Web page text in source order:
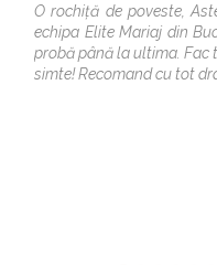
O rochiță de poveste,
echipa Elite Mariaj din
probă până la ultima. Fac
simte! Recomand cu tot